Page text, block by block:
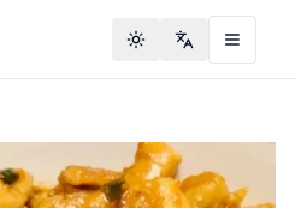
Toggle theme
Change